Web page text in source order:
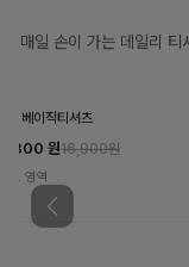
특별한 날부터 일상까지 함